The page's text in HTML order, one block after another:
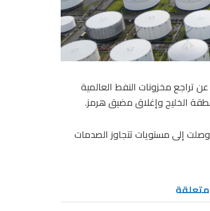
تراجع مخزونات النفط العالمية
الخليج وإغلاق مضيق هرمز.
إلى مستويات تتجاوز الصدمات
متعلقة